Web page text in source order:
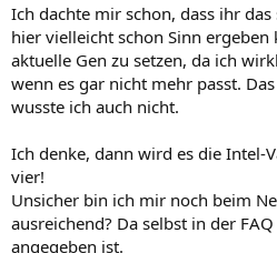
Ich dachte mir schon, dass ihr das
hier vielleicht schon Sinn
aktuelle Gen zu setzen, da ich
wenn es gar nicht mehr passt.
wusste ich auch nicht.
Ich denke, dann wird es die Intel-
vier!
Unsicher bin ich mir noch beim
ausreichend? Da selbst in der
angegeben ist.